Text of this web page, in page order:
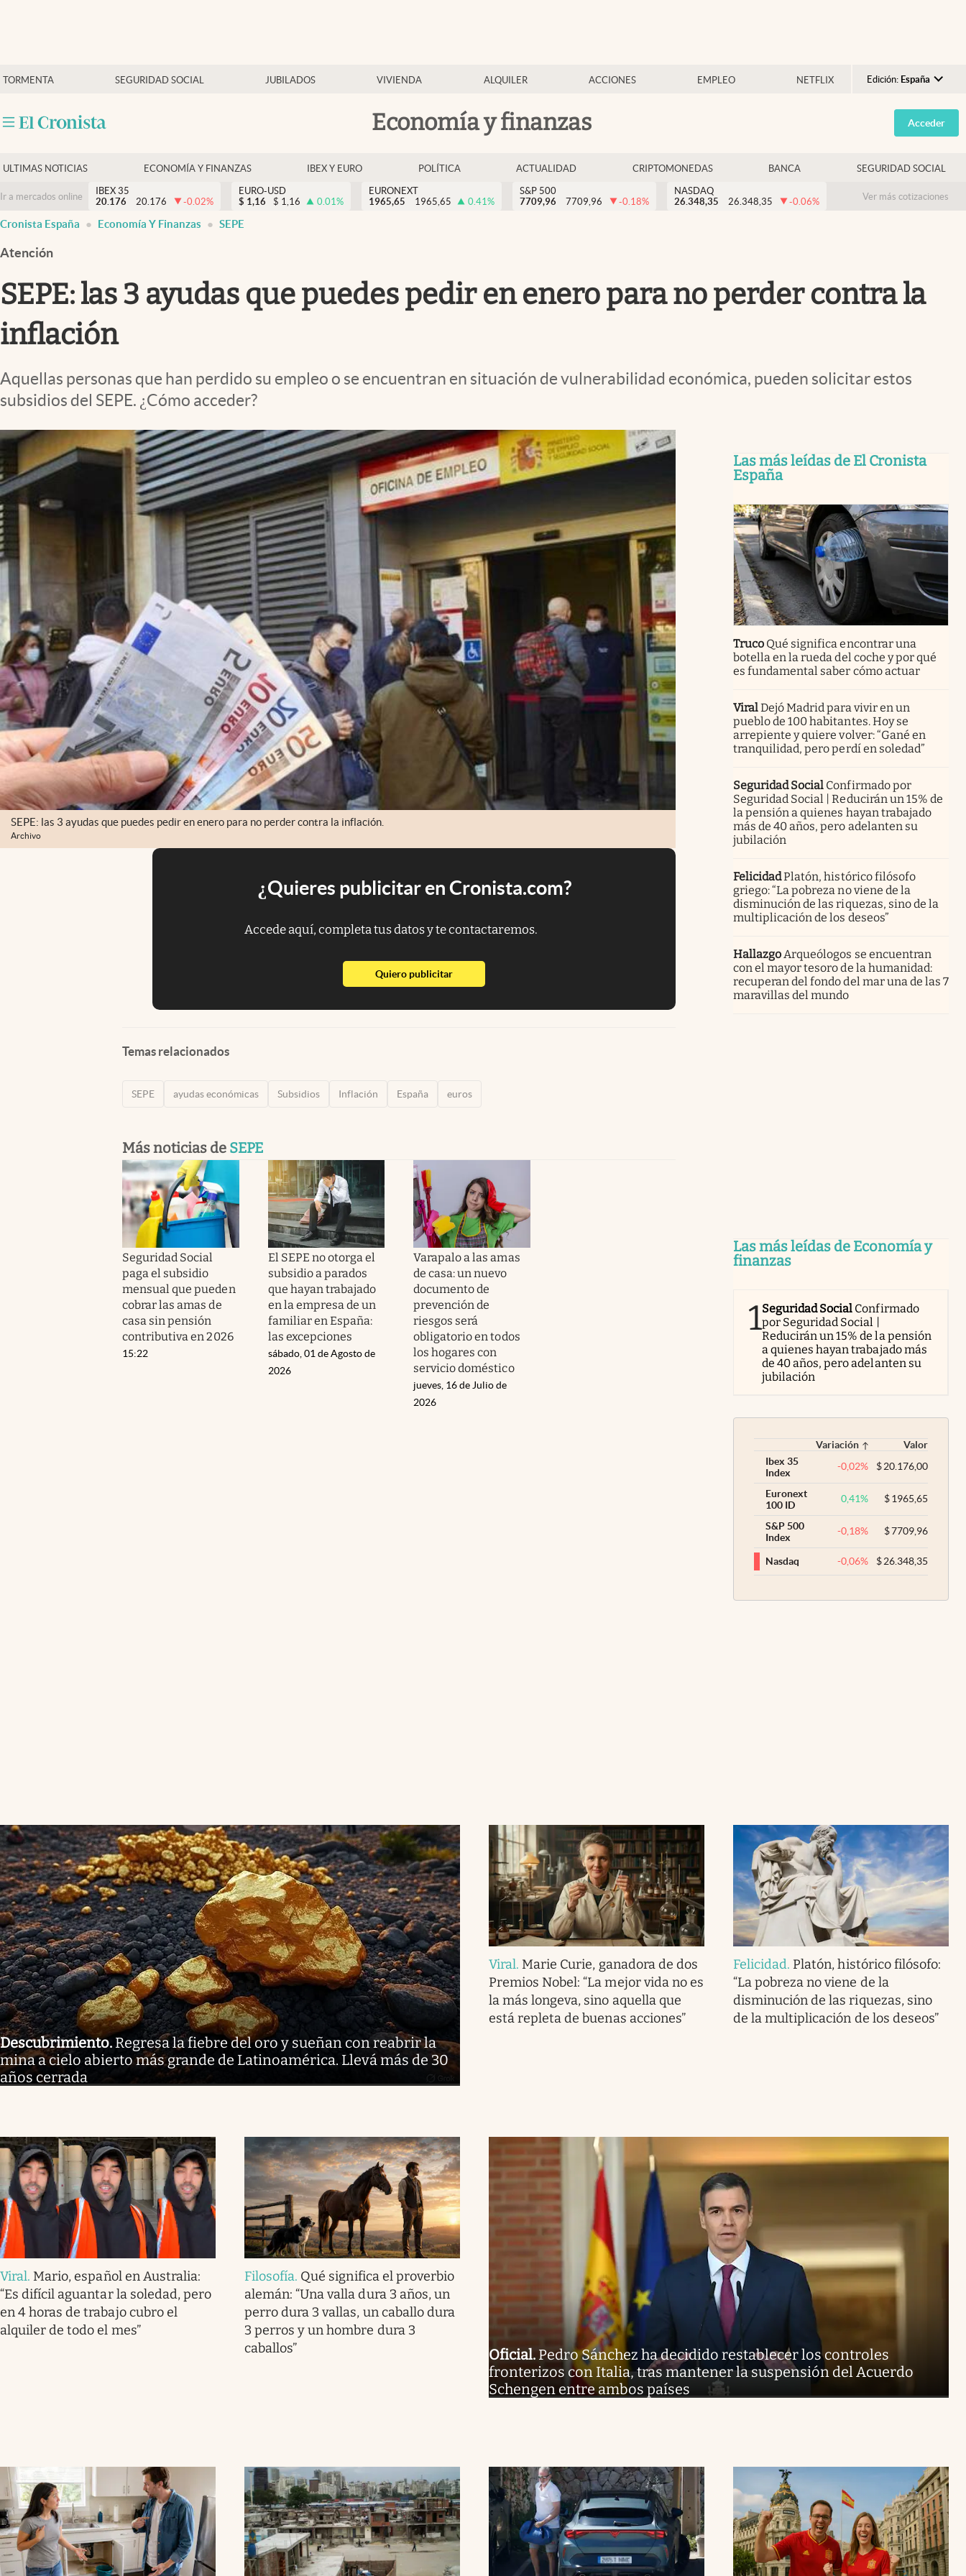
TORMENTA SEGURIDAD SOCIAL JUBILADOS VIVIENDA ALQUILER ACCIONES EMPLEO NETFLIX Edición: España
Argentina
España
USA
Colombia
Economía y finanzas
Economía y finanzas
Criptomonedas
Acceder
ULTIMAS NOTICIAS ECONOMÍA Y FINANZAS IBEX Y EURO POLÍTICA ACTUALIDAD CRIPTOMONEDAS BANCA SEGURIDAD SOCIAL
Ir a mercados online
IBEX 35
20.176
20.176 -0.02%
EURO-USD
$ 1,16 $ 1,16 0.01%
EURONEXT
1965,65
1965,65 0.41%
S&P 500
7709,96
7709,96 -0.18%
NASDAQ
26.348,35
26.348,35 -0.06% Ver más cotizaciones
Cronista España Economía Y Finanzas SEPE
Atención
SEPE: las 3 ayudas que puedes pedir en enero para no perder contra la
inflación
Aquellas personas que han perdido su empleo o se encuentran en situación de vulnerabilidad económica, pueden solicitar estos
subsidios del SEPE. ¿Cómo acceder?
SEPE: las 3 ayudas que puedes pedir en enero para no perder contra la inflación.
Archivo
¿Quieres publicitar en Cronista.com?
Accede aquí, completa tus datos y te contactaremos.
Quiero publicitarabre en nueva pestaña
Temas relacionados
SEPE ayudas económicas Subsidios Inflación España euros
Más noticias de SEPE
Seguridad Social
paga el subsidio
mensual que pueden
cobrar las amas de
casa sin pensión
contributiva en 2026
15:22
El SEPE no otorga el
subsidio a parados
que hayan trabajado
en la empresa de un
familiar en España:
las excepciones
sábado, 01 de Agosto de
2026
Varapalo a las amas
de casa: un nuevo
documento de
prevención de
riesgos será
obligatorio en todos
los hogares con
servicio doméstico
jueves, 16 de Julio de
2026
Las más leídas de El Cronista
España
Truco Qué significa encontrar una
botella en la rueda del coche y por qué
es fundamental saber cómo actuar
ViralDejó Madrid para vivir en un
pueblo de 100 habitantes. Hoy se
arrepiente y quiere volver: “Gané en
tranquilidad, pero perdí en soledad”
Seguridad Social Confirmado por
Seguridad Social | Reducirán un 15% de
la pensión a quienes hayan trabajado
más de 40 años, pero adelanten su
jubilación
FelicidadPlatón, histórico filósofo
griego: “La pobreza no viene de la
disminución de las riquezas, sino de la
multiplicación de los deseos”
HallazgoArqueólogos se encuentran
con el mayor tesoro de la humanidad:
recuperan del fondo del mar una de las 7
maravillas del mundo
Las más leídas de Economía y
finanzas
1Seguridad Social Confirmado
por Seguridad Social |
Reducirán un 15% de la pensión
a quienes hayan trabajado más
de 40 años, pero adelanten su
jubilación
Variación
Valor
Ibex 35
Index
-0,02% $20.176,00
Euronext
100 ID
0,41% $1965,65
S&P 500
Index
-0,18% $7709,96
Nasdaq -0,06% $26.348,35
Descubrimiento. Regresa la fiebre del oro y sueñan con reabrir la
mina a cielo abierto más grande de Latinoamérica. Llevá más de 30
años cerrada
Viral. Marie Curie, ganadora de dos
Premios Nobel: “La mejor vida no es
la más longeva, sino aquella que
está repleta de buenas acciones”
Felicidad. Platón, histórico filósofo:
“La pobreza no viene de la
disminución de las riquezas, sino
de la multiplicación de los deseos”
Viral. Mario, español en Australia:
“Es difícil aguantar la soledad, pero
en 4 horas de trabajo cubro el
alquiler de todo el mes”
Filosofía. Qué significa el proverbio
alemán: “Una valla dura 3 años, un
perro dura 3 vallas, un caballo dura
3 perros y un hombre dura 3
caballos”
Oficial. Pedro Sánchez ha decidido restablecer los controles
fronterizos con Italia, tras mantener la suspensión del Acuerdo
Schengen entre ambos países